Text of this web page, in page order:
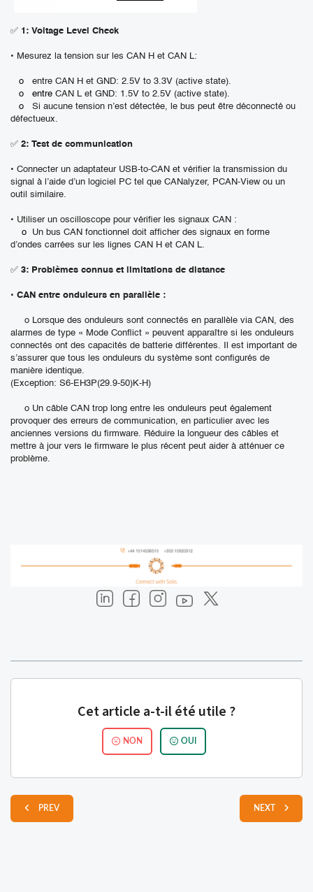
✅ 1: Voltage Level Check
• Mesurez la tension sur les CAN H et CAN L:
o
entre CAN H et GND: 2.5V to 3.3V (active state).
o entre CAN L et GND: 1.5V to 2.5V (active state).
o
Si aucune tension n’est détectée, le bus peut être déconnecté ou
défectueux.
✅ 2: Test de communication
• Connecter un adaptateur USB-to-CAN et vérifier la transmission du
signal à l’aide d’un logiciel PC tel que CANalyzer, PCAN-View ou un
outil similaire.
• Utiliser un oscilloscope pour vérifier les signaux CAN :
o
Un bus CAN fonctionnel doit afficher des signaux en forme
d’ondes carrées sur les lignes CAN H et CAN L.
✅ 3: Problèmes connus et limitations de distance
• CAN entre onduleurs en parallèle :
o Lorsque des onduleurs sont connectés en parallèle via CAN, des
alarmes de type « Mode Conflict » peuvent apparaître si les onduleurs
connectés ont des capacités de batterie différentes. Il est important de
s’assurer que tous les onduleurs du système sont configurés de
manière identique.
(Exception: S6-EH3P(29.9-50)K-H)
o Un câble CAN trop long entre les onduleurs peut également
provoquer des erreurs de communication, en particulier avec les
anciennes versions du firmware. Réduire la longueur des câbles et
mettre à jour vers le firmware le plus récent peut aider à atténuer ce
problème.
Cet article a-t-il été utile ?
NON OUI
PREV NEXT